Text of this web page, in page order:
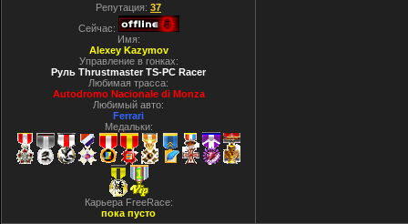
Репутация: 37
Сейчас:
Имя:
Alexey Kazymov
Управление в гонках:
Руль Thrustmaster TS-PC Racer
Любимая трасса:
Autodromo Nacionale di Monza
Любимый авто:
Ferrari
Медальки:
Карьера FreeRace:
пока пусто